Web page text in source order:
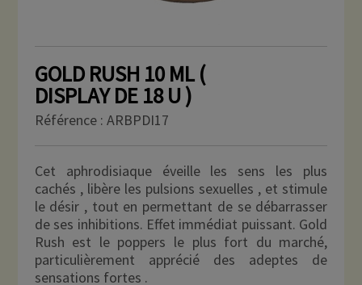
GOLD RUSH 10 ML (
DISPLAY DE 18 U )
Référence : ARBPDI17
Cet aphrodisiaque éveille les sens les plus
cachés , libère les pulsions sexuelles , et stimule
le désir , tout en permettant de se débarrasser
de ses inhibitions. Effet immédiat puissant. Gold
Rush est le poppers le plus fort du marché,
particulièrement apprécié des adeptes de
sensations fortes .